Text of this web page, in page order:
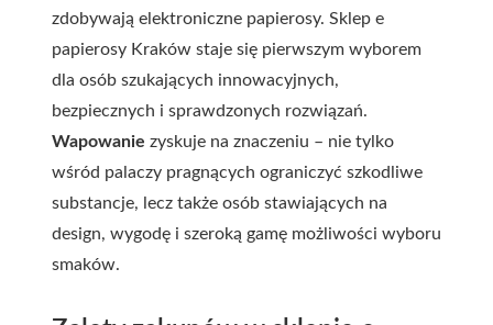
zdobywają elektroniczne papierosy. Sklep e
papierosy Kraków staje się pierwszym wyborem
dla osób szukających innowacyjnych,
bezpiecznych i sprawdzonych rozwiązań.
Wapowanie zyskuje na znaczeniu – nie tylko
wśród palaczy pragnących ograniczyć szkodliwe
substancje, lecz także osób stawiających na
design, wygodę i szeroką gamę możliwości wyboru
smaków.